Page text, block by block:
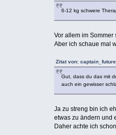
6-12 kg schwere
Vor allem im
Aber ich schaue mal
Zitat von:
Gut, dass du das mit
auch ein gewisser
Ja zu streng bin ich
etwas zu ändern und
Daher achte ich